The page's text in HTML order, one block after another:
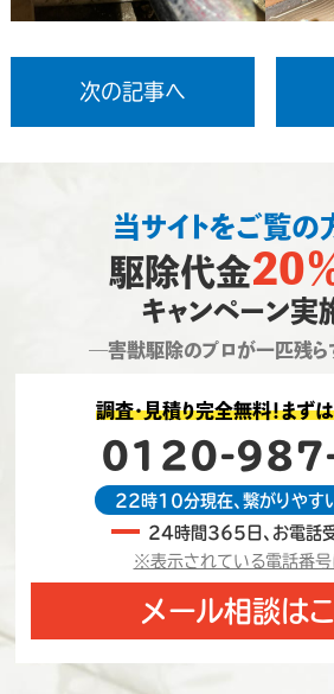
次の記事へ
当サイトをご覧の
駆除代金20
キャンペーン実
―害獣駆除のプロが一匹残
調査・見積り完全無料！まず
0120-
22時10分現在、繋がりやす
24時間365日、お電話受
※表示されている電話番号
メール相談は